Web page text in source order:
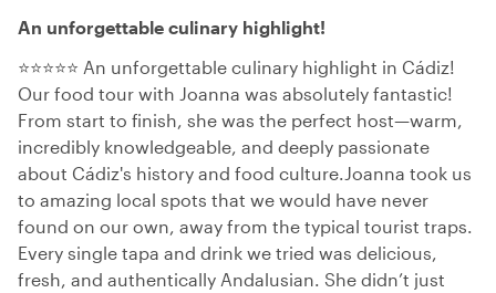
An unforgettable culinary highlight!
⭐⭐⭐⭐⭐ An unforgettable culinary highlight in Cádiz!
Our food tour with Joanna was absolutely fantastic!
From start to finish, she was the perfect host—warm,
incredibly knowledgeable, and deeply passionate
about Cádiz's history and food culture.Joanna took us
to amazing local spots that we would have never
found on our own, away from the typical tourist traps.
Every single tapa and drink we tried was delicious,
fresh, and authentically Andalusian. She didn’t just